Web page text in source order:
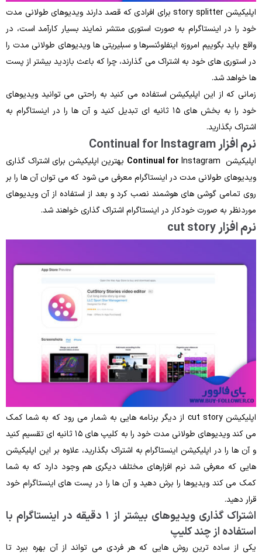
اپلیکیشن story splitter برای افرادی که قصد دارند ویدیوهای طولانی ‌مدت
خود را در اینستاگرام به‌ صورت استوری منتشر نمایند بسیار کارآمد است، در
واقع باید بگوییم امروزه اینفلوئنسرها و سبلیریتی ها ویدیوهای طولانی‌ مدت را
در استوری های خود به اشتراک می‌ گذارند، چرا که باعث بازدید بیشتر از پست
‌ها خواهد شد.
زمانی که از این اپلیکیشن استفاده می‌ کنید به‌ راحتی می ‌توانید ویدیوهای
خود را به بخش ‌های ۱۵ ثانیه ای تبدیل کنید و آن‌ ها را در اینستاگرام به
اشتراک بگذارید.
نرم‌ افزار Continual for Instagram
اپلیکیشن Continual for Instagram بهترین اپلیکیشن برای اشتراک‌ گذاری
ویدیوهای طولانی ‌مدت در اینستاگرام معرفی می‌ شود که می ‌توان آن ‌ها را بر
روی تمامی گوشی‌ های هوشمند نصب کرد و بعد از استفاده از آن ویدیوهای
موردنظر به صورت خودکار در اینستاگرام اشتراک‌ گذاری خواهند شد.
نرم‌ افزار cut story
اپلیکیشن cut story از دیگر برنامه هایی به شمار می ‌رود که به شما کمک
می کند ویدیوهای طولانی ‌مدت خود را به کلیپ‌ های ۱۵ ثانیه ای تقسیم کنید
و آن ها را در اپلیکیشن اینستاگرام به اشتراک بگذارید، علاوه‌ بر این اپلیکیشن
‌هایی که معرفی شد نرم‌ افزارهای مختلف دیگری هم وجود دارد که به شما
کمک می‌ کند ویدیوها را برش دهید و آن ‌ها را در پست‌ های اینستاگرام خود
قرار دهید.
اشتراک گذاری ویدیوهای بیشتر از ۱ دقیقه در اینستاگرام با
استفاده از چند کلیپ
یکی از ساده ‌ترین روش‌ هایی که هر فردی می ‌تواند از آن بهره ببرد تا